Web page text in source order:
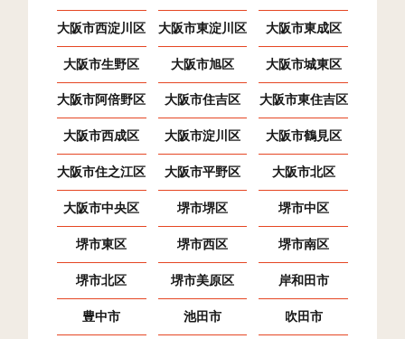
大阪市西淀川区 大阪市東淀川区 大阪市東成区
大阪市生野区 大阪市旭区 大阪市城東区
大阪市阿倍野区 大阪市住吉区 大阪市東住吉区
大阪市西成区 大阪市淀川区 大阪市鶴見区
大阪市住之江区 大阪市平野区 大阪市北区
大阪市中央区 堺市堺区 堺市中区
堺市東区 堺市西区 堺市南区
堺市北区 堺市美原区 岸和田市
豊中市 池田市 吹田市